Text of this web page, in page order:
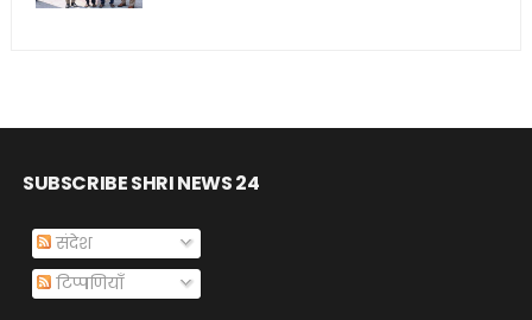
SUBSCRIBE SHRI NEWS 24
संदेश
टिप्पणियाँ